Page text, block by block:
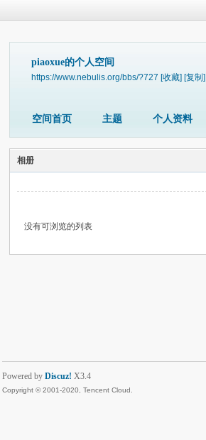
piaoxue的个人空间
https://www.nebulis.org/bbs/?727 [收藏] [复制]
空间首页 主题 个人资料
相册
没有可浏览的列表
Powered by Discuz! X3.4
Copyright © 2001-2020, Tencent Cloud.